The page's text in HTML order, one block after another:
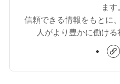
ます
信頼できる情報をもとに
人がより豊かに働ける